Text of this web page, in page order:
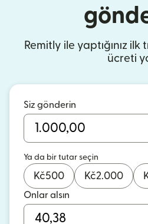
Remitly ile yaptığınız
ücreti
Siz gönderin
Ya da bir tutar seçin
Kč500 Kč2.000
Onlar alsın